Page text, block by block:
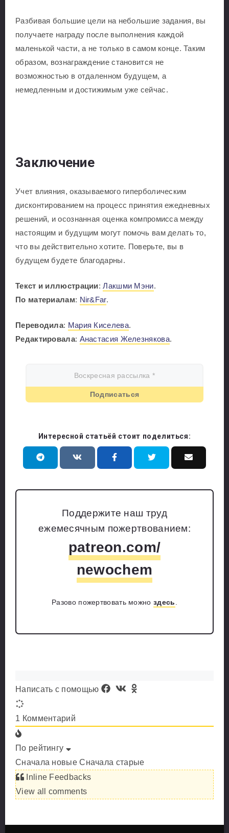
Разбивая большие цели на небольшие задания, вы
получаете награду после выполнения каждой
маленькой части, а не только в самом конце. Таким
образом, вознаграждение становится не
возможностью в отдаленном будущем, а
немедленным и достижимым уже сейчас.
Заключение
Учет влияния, оказываемого гиперболическим
дисконтированием на процесс принятия ежедневных
решений, и осознанная оценка компромисса между
настоящим и будущим могут помочь вам делать то,
что вы действительно хотите. Поверьте, вы в
будущем будете благодарны.
Текст и иллюстрации:Лакшми Мэни.
По материалам: Nir&Far.
Переводила: Мария Киселева.
Редактировала: Анастасия Железнякова.
Интересной статьёй стоит поделиться:
Поддержите наш труд
ежемесячным пожертвованием:
patreon.com/
newochem
Разово пожертвовать можно здесь
Написать с помощью
1 Комментарий
По рейтингу
Сначала новые Сначала старые
Inline Feedbacks
View all comments